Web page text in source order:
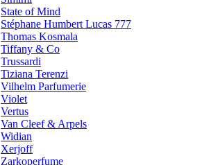
State of Mind
Stéphane Humbert Lucas 777
Thomas Kosmala
Tiffany & Co
Trussardi
Tiziana Terenzi
Vilhelm Parfumerie
Violet
Vertus
Van Cleef & Arpels
Widian
Xerjoff
Zarkoperfume